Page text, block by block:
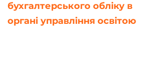
бухгалтерського обліку в
органі управління освітою